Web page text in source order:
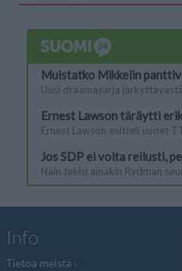
Info
Tietoa meistä